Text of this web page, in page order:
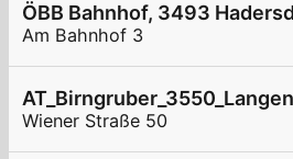
ÖBB Bahnhof, 3493
Am Bahnhof 3
Wiener Straße 50